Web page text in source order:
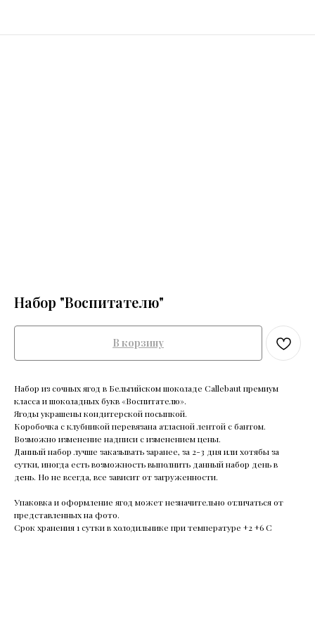
Набор "Воспитателю"
В корзину
Набор из сочных ягод в Бельгийском шоколаде Callebaut премиум
класса и шоколадных букв «Воспитателю».
Ягоды украшены кондитерской посыпкой.
Коробочка с клубникой перевязана атласной лентой с бантом.
Возможно изменение надписи с изменением цены.
Данный набор лучше заказывать заранее, за 2-3 дня или хотябы за
сутки, иногда есть возможность выполнить данный набор день в
день. Но не всегда, все зависит от загруженности.
Упаковка и оформление ягод может незначительно отличаться от
представленных на фото.
Срок хранения 1 сутки в холодильнике при температуре +2 +6 С